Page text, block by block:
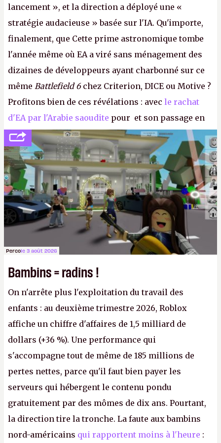
lancement », et la direction a déployé une «
stratégie audacieuse » basée sur l'IA. Qu'importe,
finalement, que Cette prime astronomique tombe
l'année même où EA a viré sans ménagement des
dizaines de développeurs ayant charbonné sur ce
même Battlefield 6chez Criterion, DICE ou Motive ?
Profitons bien de ces révélations : avec le rachat
d'EA par l'Arabie saoudite pour et son passage en
société privée, l'éditeur n'aura bientôt plus
l'obligation de publier ses bilans. Encore une
victoire pour la transparence.P.
Percole 3 août 2026
Bambins = radins !
On n'arrête plus l'exploitation du travail des
enfants : au deuxième trimestre 2026, Roblox
affiche un chiffre d'affaires de 1,5 milliard de
dollars (+36 %). Une performance qui
s'accompagne tout de même de 185 millions de
pertes nettes, parce qu'il faut bien payer les
serveurs qui hébergent le contenu pondu
gratuitement par des mômes de dix ans. Pourtant,
la direction tire la tronche. La faute aux bambins
nord-américains qui rapportent moins à l'heure :